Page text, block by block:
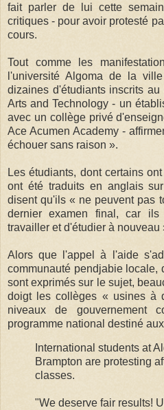
fait parler de lui cette
critiques - pour avoir protesté
cours.
Tout comme les
l'université Algoma de la
dizaines d'étudiants inscrits
Arts and Technology - un
avec un collège privé
Ace Acumen Academy -
échouer sans raison ».
Les étudiants, dont certains
ont été traduits en anglais
disent qu'ils « ne peuvent pas
dernier examen final, car
travailler et d'étudier à nouveau
Alors que l'appel à l'aide
communauté pendjabie locale,
sont exprimés sur le sujet,
doigt les collèges « usines à
niveaux de gouvernement
programme national destiné
International students at
Brampton are protesting
classes.
"We deserve fair results!